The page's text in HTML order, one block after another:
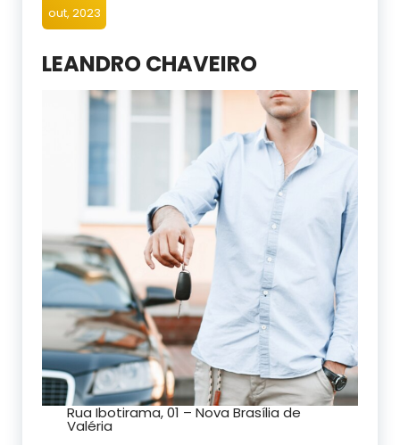
out, 2023
LEANDRO CHAVEIRO
Rua Ibotirama, 01 – Nova Brasília de
Valéria